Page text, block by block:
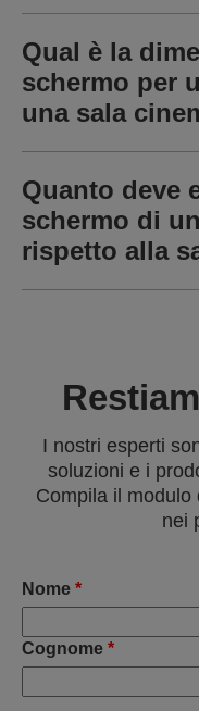
Qual è la
schermo per
una sala
Quanto deve
schermo di
rispetto alla
I nostri esperti
soluzioni e i
Compila il modulo
nei
Nome *
Cognome *